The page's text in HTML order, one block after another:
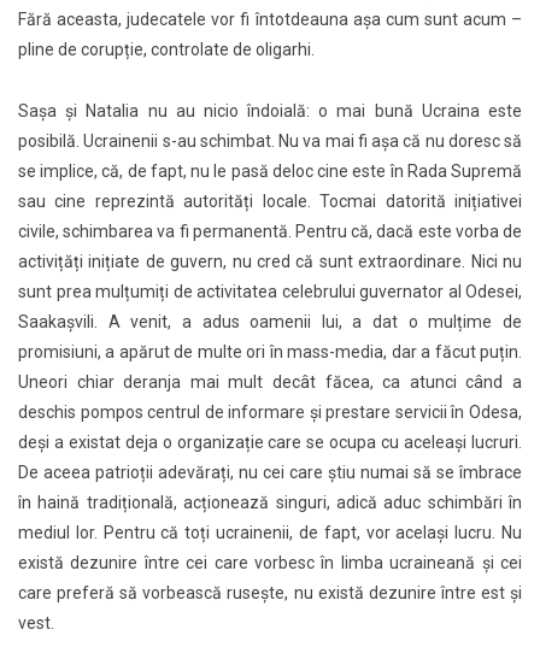
Fără aceasta, judecatele vor fi întotdeauna așa cum sunt acum –
pline de corupție, controlate de oligarhi.
Sașa și Natalia nu au nicio îndoială: o mai bună Ucraina este
posibilă. Ucrainenii s-au schimbat. Nu va mai fi așa că nu doresc să
se implice, că, de fapt, nu le pasă deloc cine este în Rada Supremă
sau cine reprezintă autorități locale. Tocmai datorită inițiativei
civile, schimbarea va fi permanentă. Pentru că, dacă este vorba de
activițăți inițiate de guvern, nu cred că sunt extraordinare. Nici nu
sunt prea mulțumiți de activitatea celebrului guvernator al Odesei,
Saakașvili. A venit, a adus oamenii lui, a dat o mulțime de
promisiuni, a apărut de multe ori în mass-media, dar a făcut puțin.
Uneori chiar deranja mai mult decât făcea, ca atunci când a
deschis pompos centrul de informare și prestare servicii în Odesa,
deși a existat deja o organizație care se ocupa cu aceleași lucruri.
De aceea patrioții adevărați, nu cei care știu numai să se îmbrace
în haină tradițională, acționează singuri, adică aduc schimbări în
mediul lor. Pentru că toți ucrainenii, de fapt, vor același lucru. Nu
există dezunire între cei care vorbesc în limba ucraineană și cei
care preferă să vorbească rusește, nu există dezunire între est și
vest.